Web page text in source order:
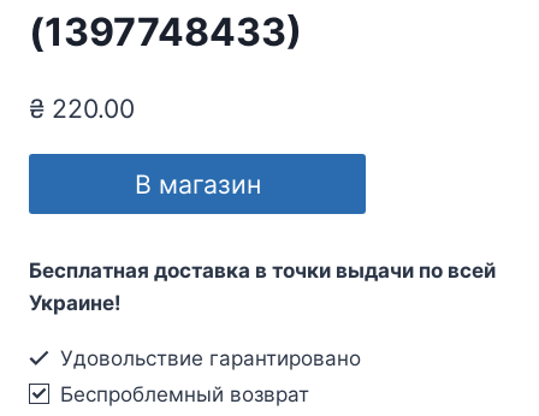
(1397748433)
₴ 220.00
В магазин
Бесплатная доставка в точки выдачи по всей
Украине!
Удовольствие гарантировано
Беспроблемный возврат